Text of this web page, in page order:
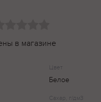
в магазине
Цвет
Белое
Сахар, г/дм3